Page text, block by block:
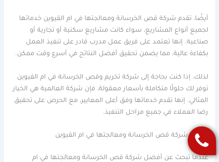
أيضًا، تقدم شركة قص الخرسانة ومعالجتها في ام القيوين خدماتها
لجميع أنواع المشاريع، سواء كانت مشاريع سكنية أو تجارية أو
صناعية. إنها تعتمد على فريق عمل مدرب قادر على تنفيذ العمل
بكفاءة عالية، مما يضمن تحقيق أفضل النتائج في أسرع وقت ممكن.
لذلك، إذا كنت بحاجة إلى شركة تخريم وقص الخرسانة في ام القيوين
توفر لك حلولًا متكاملة بأسعار معقولة، فإن شركة العالمية هي الخيار
المثالي. إنها تقدم خدماتها وفق أعلى المعايير، مع الحرص على تحقيق
رضا العملاء في جميع مراحل التنفيذ.
أفضل شركة قص الخرسانة ومعالجتها في ام القيوين
عندما تبحث عن أفضل شركة قص الخرسانة ومعالجتها في ام